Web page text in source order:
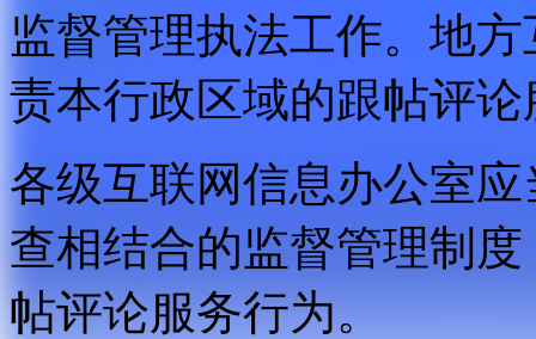
监督管理执法工作。地
责本行政区域的跟帖评
各级互联网信息办公室
查相结合的监督管理制
帖评论服务行为。